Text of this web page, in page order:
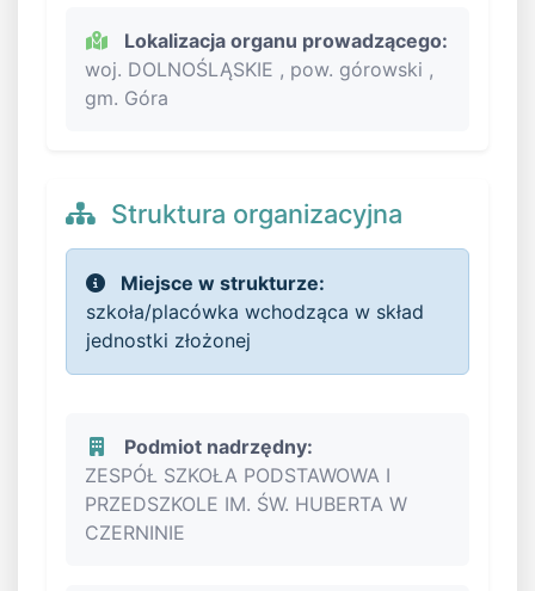
Lokalizacja organu prowadzącego:
woj. DOLNOŚLĄSKIE , pow. górowski ,
gm. Góra
Struktura organizacyjna
Miejsce w strukturze:
szkoła/placówka wchodząca w skład
jednostki złożonej
Podmiot nadrzędny:
ZESPÓŁ SZKOŁA PODSTAWOWA I
PRZEDSZKOLE IM. ŚW. HUBERTA W
CZERNINIE